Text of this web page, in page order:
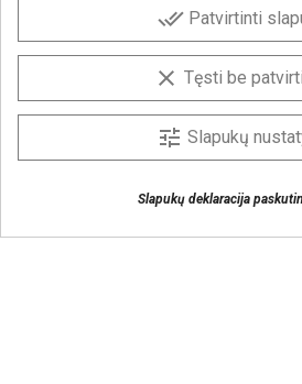
Gaukite geriausius
Prenumeruokite naujienlaiškį ir visada
Sutinku, kad mano duomenys būtų
done_all Patvirtinti
clear Tęsti be
tune Slapukų
Slapukų deklaracija